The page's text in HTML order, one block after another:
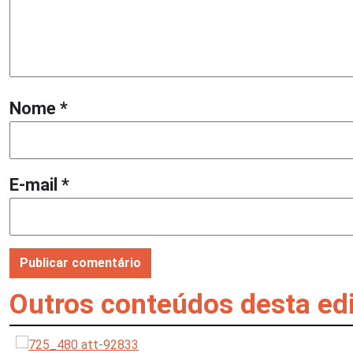
Nome *
E-mail *
Outros conteúdos desta